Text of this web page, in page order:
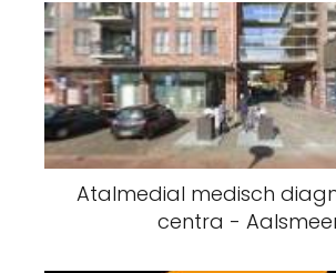
Atalmedial medisch
centra -